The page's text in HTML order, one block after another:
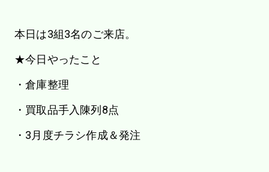
本日は3組3名のご来店。
★今日やったこと
・倉庫整理
・買取品手入陳列8点
・3月度チラシ作成＆発注